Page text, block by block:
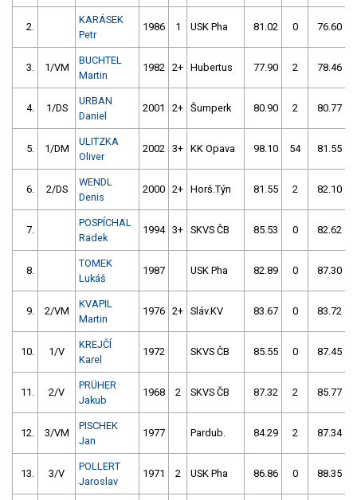
2.
KARÁSEK
Petr
1986 1 USK Pha 81.02 0 76.60
3. 1/VM
BUCHTEL
Martin
1982 2+ Hubertus 77.90 2 78.46
4. 1/DS
URBAN
Daniel
2001 2+ Šumperk 80.90 2 80.77
5. 1/DM
ULITZKA
Oliver
2002 3+ KK Opava 98.10 54 81.55
6. 2/DS
WENDL
Denis
2000 2+ Horš.Týn 81.55 2 82.10
7.
POSPÍCHAL
Radek
1994 3+ SKVS ČB 85.53 0 82.62
8.
TOMEK
Lukáš
1987 USK Pha 82.89 0 87.30
9. 2/VM
KVAPIL
Martin
1976 2+ Sláv.KV 83.67 0 83.72
10. 1/V
KREJČÍ
Karel
1972 SKVS ČB 85.55 0 87.45
11. 2/V
PRÜHER
Jakub
1968 2 SKVS ČB 87.32 2 85.77
12. 3/VM
PISCHEK
Jan
1977 Pardub. 84.29 2 87.34
13. 3/V
POLLERT
Jaroslav
1971 2 USK Pha 86.86 0 88.35